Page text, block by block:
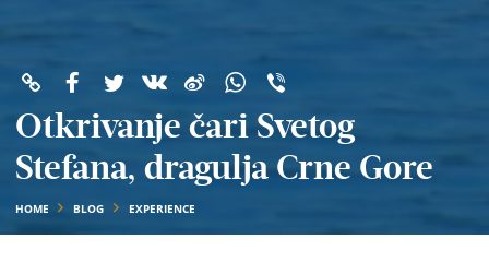
Otkrivanje čari Svetog
Stefana, dragulja Crne Gore
HOME BLOG EXPERIENCE